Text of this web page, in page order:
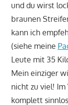
und du wirst
braunen
kann ich
(siehe meine
Leute mit 35
Mein einziger
nicht zu viel!
komplett